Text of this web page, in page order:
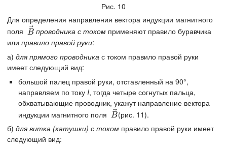
Рис. 10
Для определения направления вектора индукции магнитного
поля B⃗
B→проводника с током применяют правило буравчика
или правило правой руки:
а) для прямого проводника с током правило правой руки
имеет следующий вид:
большой палец правой руки, отставленный на 90°,
направляем по току I, тогда четыре согнутых пальца,
обхватывающие проводник, укажут направление вектора
индукции магнитного поля B⃗
B→(рис. 11).
б) для витка (катушки) с током правило правой руки имеет
следующий вид: